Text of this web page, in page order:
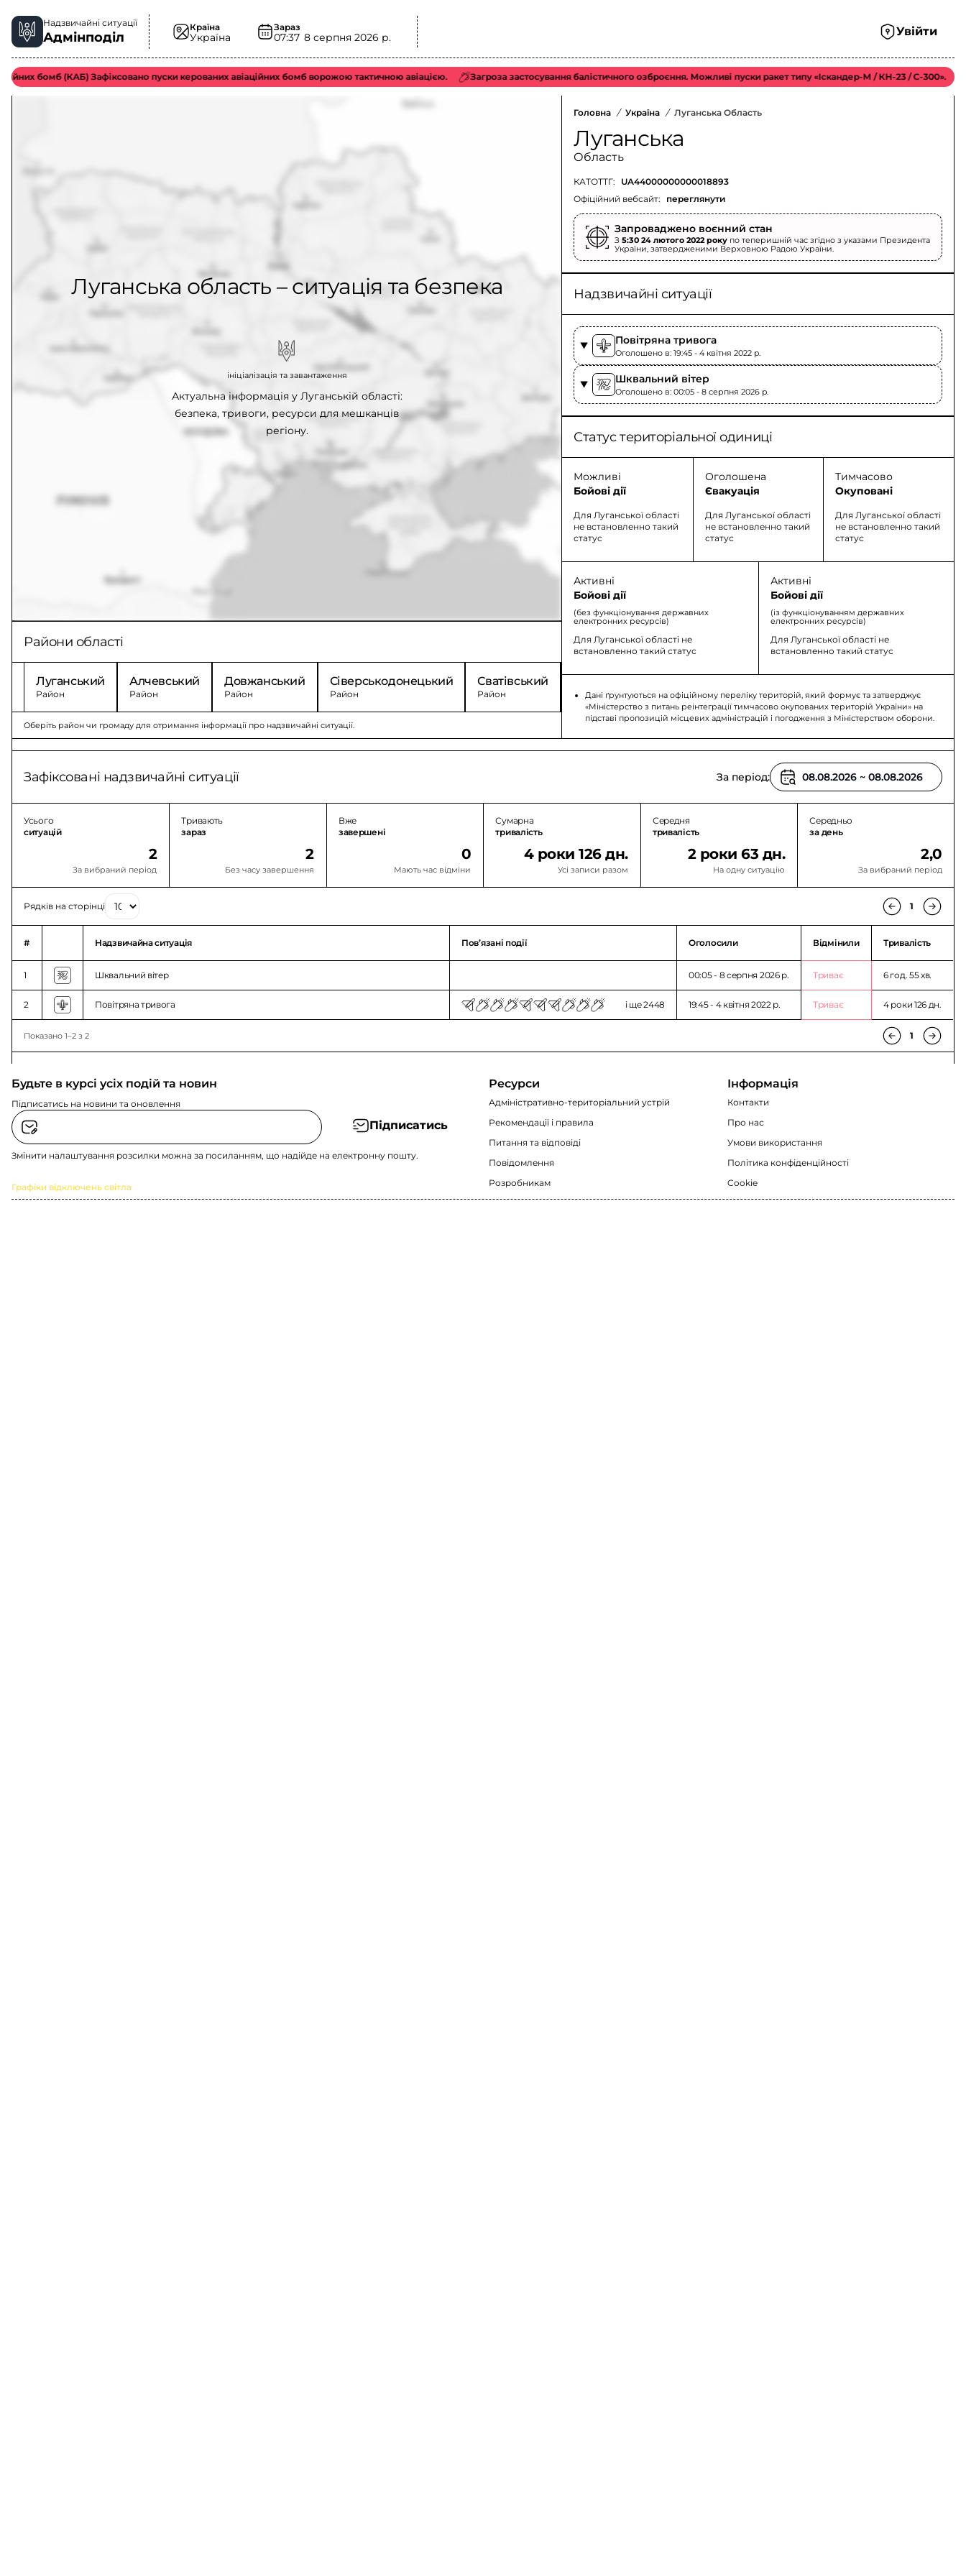
Надзвичайні ситуації
Адмінподіл
Країна
Україна
Зараз
07:37 8 серпня 2026 р. Увійти
бомб (КАБ) Зафіксовано пуски керованих авіаційних бомб ворожою тактичною авіацією. Загроза застосування балістичного озброєння. Можливі пуски ракет типу «Іскандер-М / КН-23 / С-300».
Луганська область – ситуація та безпека
Актуальна інформація у Луганській області:
безпека, тривоги, ресурси для мешканців
регіону.
ініціалізація та завантаження
Райони області
Луганський
Район
Алчевський
Район
Довжанський
Район
Сіверськодонецький
Район
Сватівський
Район Район Район Район
Оберіть район чи громаду для отримання інформації про надзвичайні ситуації.
Головна / Україна / Луганська Область
Луганська
Область
КАТОТТГ:
UA44000000000018893
Офіційний вебсайт:
переглянути
Запроваджено воєнний стан
З5:30 24 лютого 2022 року по теперишній час згідно з указами Президента
України, затвердженими Верховною Радою України.
Надзвичайні ситуації
Повітряна тривога
Оголошено в: 19:45 - 4 квітня 2022 p.
Шквальний вітер
Оголошено в: 00:05 - 8 серпня 2026 p.
Статус територіальної одиниці
Можливі
Бойові дії
Для Луганської області
не встановленно такий
статус
Оголошена
Євакуація
Для Луганської області
не встановленно такий
статус
Тимчасово
Окуповані
Для Луганської області
не встановленно такий
статус
Активні
Бойові дії
(без функціонування державних
електронних ресурсів)
Для Луганської області не
встановленно такий статус
Активні
Бойові дії
(із функціонуванням державних
електронних ресурсів)
Для Луганської області не
встановленно такий статус
Дані ґрунтуються на офіційному переліку територій, який формує та затверджує
«Міністерство з питань реінтеграції тимчасово окупованих територій України» на
підставі пропозицій місцевих адміністрацій і погодження з Міністерством оборони.
Зафіксовані надзвичайні ситуації За період:
Усього
ситуацій
2
За вибраний період
Тривають
зараз
2
Без часу завершення
Вже
завершені
0
Мають час відміни
Сумарна
тривалість
4 роки 126 дн.
Усі записи разом
Середня
тривалість
2 роки 63 дн.
На одну ситуацію
Середньо
за день
2,0
За вибраний період
Рядків на сторінці 1
# Надзвичайна ситуація Повʼязані події Оголосили Відмінили Тривалість
1 Шквальний вітер 00:05 - 8 серпня 2026 p. Триває 6 год. 55 хв.
2 Повітряна тривога і ще 2448 19:45 - 4 квітня 2022 p. Триває 4 роки 126 дн.
Показано 1–2 з 2 1
Будьте в курсі усіх подій та новин
Підписатись на новини та оновлення
Підписатись
Змінити налаштування розсилки можна за посиланням, що надійде на електронну пошту.
Графіки відключень світла
Ресурси
Адміністративно-територіальний устрій
Рекомендації i правила
Питання та відповіді
Повідомлення
Розробникам
Інформація
Контакти
Про нас
Умови використання
Політика конфіденційності
Cookie